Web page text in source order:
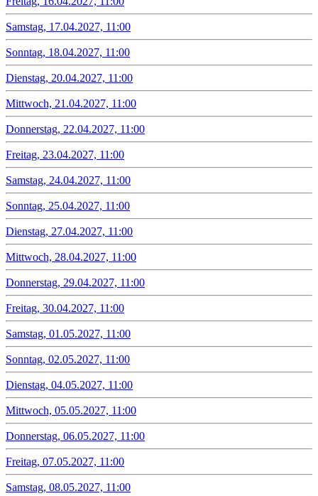
Samstag, 17.04.2027, 11:00
Sonntag, 18.04.2027, 11:00
Dienstag, 20.04.2027, 11:00
Mittwoch, 21.04.2027, 11:00
Donnerstag, 22.04.2027, 11:00
Freitag, 23.04.2027, 11:00
Samstag, 24.04.2027, 11:00
Sonntag, 25.04.2027, 11:00
Dienstag, 27.04.2027, 11:00
Mittwoch, 28.04.2027, 11:00
Donnerstag, 29.04.2027, 11:00
Freitag, 30.04.2027, 11:00
Samstag, 01.05.2027, 11:00
Sonntag, 02.05.2027, 11:00
Dienstag, 04.05.2027, 11:00
Mittwoch, 05.05.2027, 11:00
Donnerstag, 06.05.2027, 11:00
Freitag, 07.05.2027, 11:00
Samstag, 08.05.2027, 11:00